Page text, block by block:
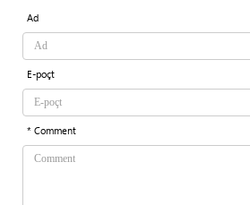
Ad
E-poçt
* Comment